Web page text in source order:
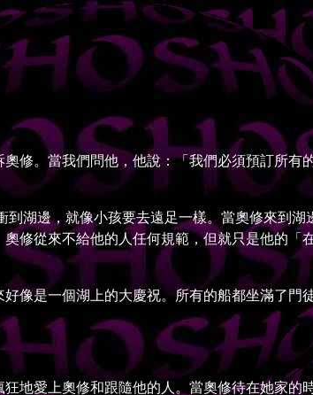
。當我們問他，他說：「我們必須預訂所有
湖邊，就像小孩要去遠足一樣。當奧修來到湖
修從來不給他的人任何規範，但就只是他的「
是一個湖上的大慶祝。所有的船都坐滿了門徒
愛上奧修和跟隨他的人。當奧修待在她家的